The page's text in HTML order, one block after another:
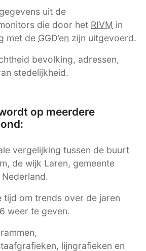
uit de
die door het RIVM in
met de GGD’en zijn uitgevoerd.
bevolking, adressen,
stedelijkheid.
op meerdere
vergelijking tussen de buurt
de wijk Laren, gemeente
tijd om trends over de jaren
weer te geven.
lijngrafieken en